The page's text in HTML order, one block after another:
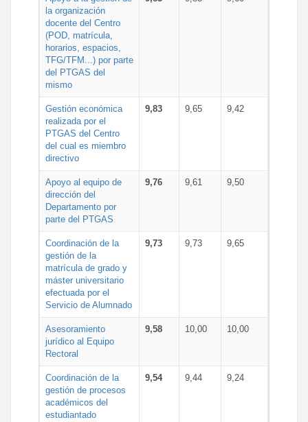
la organización
docente del Centro
(POD, matrícula,
horarios, espacios,
TFG/TFM...) por parte
del PTGAS del
mismo
Gestión económica
realizada por el
PTGAS del Centro
del cual es miembro
directivo
9,83 9,65 9,42
Apoyo al equipo de
dirección del
Departamento por
parte del PTGAS
9,76 9,61 9,50
Coordinación de la
gestión de la
matrícula de grado y
máster universitario
efectuada por el
Servicio de Alumnado
9,73 9,73 9,65
Asesoramiento
jurídico al Equipo
Rectoral
9,58 10,00 10,00
Coordinación de la
gestión de procesos
académicos del
estudiantado
9,54 9,44 9,24